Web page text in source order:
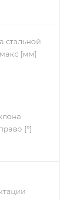
стальной
[мм]
[°]